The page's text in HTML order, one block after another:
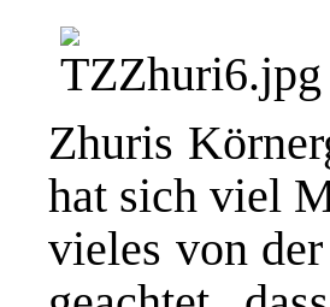
Zhuris
hat sich viel
vieles von